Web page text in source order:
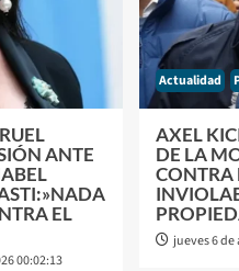
ANTE
EL
00:02:13
Actualidad
AXEL
DE LA
CONTRA
jueves 6 de